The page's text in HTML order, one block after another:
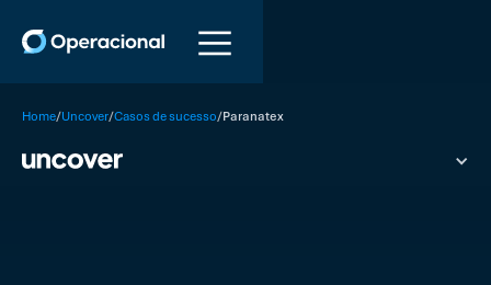
Home/Uncover/Casos de sucesso/Paranatex